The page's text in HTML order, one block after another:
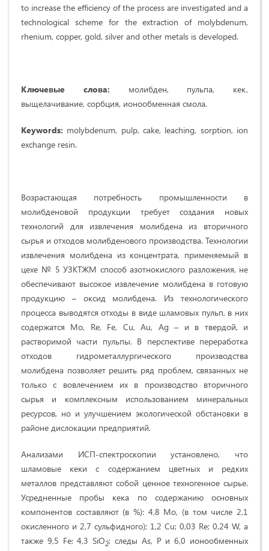
to increase the efficiency of the process are investigated and a
technological scheme for the extraction of molybdenum,
rhenium, copper, gold, silver and other metals is developed.
Ключевые слова: молибден, пульпа, кек,
выщелачивание, сорбция, ионообменная смола.
Keywords: molybdenum, pulp, cake, leaching, sorption, ion
exchange resin.
Возрастающая потребность промышленности в
молибденовой продукции требует создания новых
технологий для извлечения молибдена из вторичного
сырья и отходов молибденового производства. Технологии
извлечения молибдена из концентрата, применяемый в
цехе № 5 УЗКТЖМ способ азотнокислого разложения, не
обеспечивают высокое извлечение молибдена в готовую
продукцию – оксид молибдена. Из технологического
процесса выводятся отходы в виде шламовых пульп, в них
содержатся Мо, Re, Fe, Cu, Au, Ag – и в твердой, и
растворимой части пульпы. В перспективе переработка
отходов гидрометаллургического производства
молибдена позволяет решить ряд проблем, связанных не
только с вовлечением их в производство вторичного
сырья и комплексным использованием минеральных
ресурсов, но и улучшением экологической обстановки в
районе дислокации предприятий.
Анализами ИСП-спектроскопии установлено, что
шламовые кеки с содержанием цветных и редких
металлов представляют собой ценное техногенное сырье.
Усредненные пробы кека по содержанию основных
компонентов составляют (в %): 4,8 Мо, (в том числе 2,1
окисленного и 2,7 сульфидного); 1,2 Cu; 0,03 Re; 0,24 W, а
также 9,5 Fe; 4,3 SiO2; следы As, P и 6,0 ионообменных